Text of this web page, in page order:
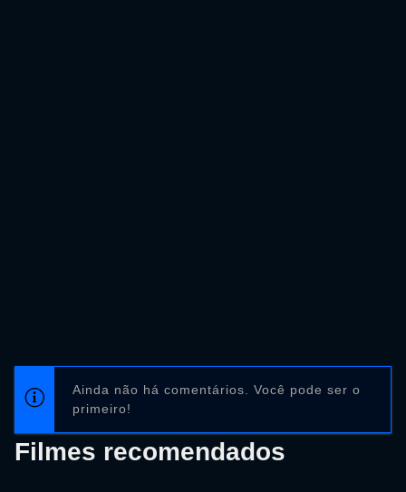
Ainda não há comentários. Você pode ser o
primeiro!
Filmes recomendados